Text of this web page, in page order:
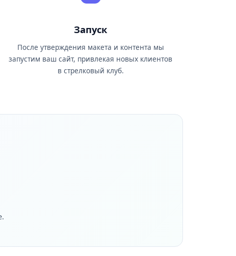
Запуск
После утверждения макета и контента мы
запустим ваш сайт, привлекая новых клиентов
в стрелковый клуб.